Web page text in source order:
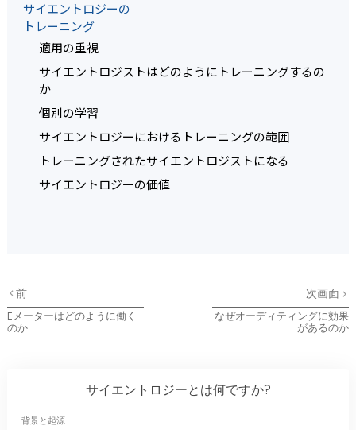
サイエントロジーの
トレーニング
適用の重視
サイエントロジストはどのようにトレーニングするの
か
個別の学習
サイエントロジーにおけるトレーニングの範囲
トレーニングされたサイエントロジストになる
サイエントロジーの価値
前
Eメーターはどのように働く
のか
次画面
なぜオーディティングに効果
があるのか
サイエントロジーとは何ですか?
背景と起源